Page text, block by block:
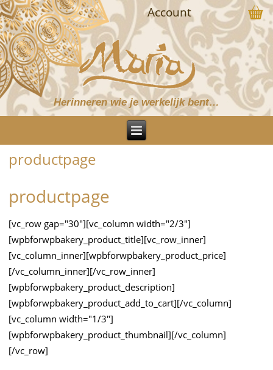
Herinneren wie je werkelijk bent…
Account
productpage
productpage
[vc_row gap="30"][vc_column width="2/3"]
[wpbforwpbakery_product_title][vc_row_inner]
[vc_column_inner][wpbforwpbakery_product_price]
[/vc_column_inner][/vc_row_inner]
[wpbforwpbakery_product_description]
[wpbforwpbakery_product_add_to_cart][/vc_column]
[vc_column width="1/3"]
[wpbforwpbakery_product_thumbnail][/vc_column]
[/vc_row]